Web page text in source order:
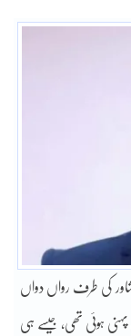
پشاور کی طرف رواں دواں
ہوئی تھی، جیسے ہی